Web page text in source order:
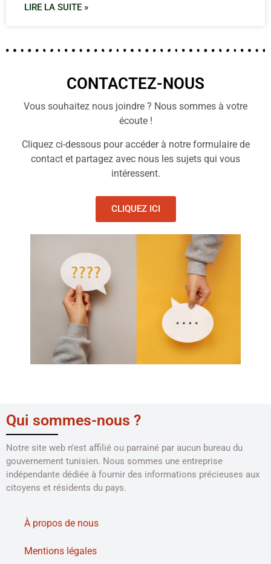
LIRE LA SUITE »
CONTACTEZ-NOUS
Vous souhaitez nous joindre ? Nous sommes à votre
écoute !
Cliquez ci-dessous pour accéder à notre formulaire de
contact et partagez avec nous les sujets qui vous
intéressent.
CLIQUEZ ICI
Qui sommes-nous ?
Notre site web n'est affilié ou parrainé par aucun bureau du
gouvernement tunisien. Nous sommes une entreprise
indépendante dédiée à fournir des informations précieuses aux
citoyens et résidents du pays.
À propos de nous
Mentions légales